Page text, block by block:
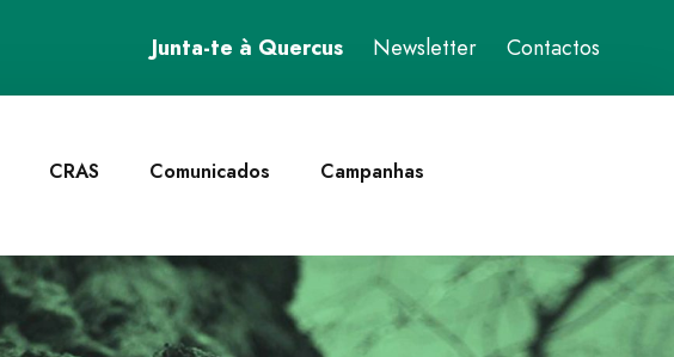
Junta-te à Quercus Newsletter Contactos
CRAS Comunicados Campanhas